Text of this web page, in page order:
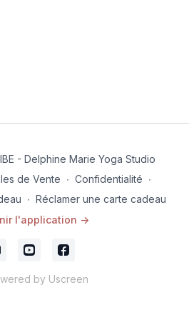
- Delphine Marie Yoga Studio
de Vente ∙ Confidentialité ∙
∙ Réclamer une carte cadeau
l'application ->
by Uscreen